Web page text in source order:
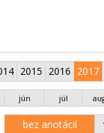
2015 2016 2017
jún júl
bez anotácií